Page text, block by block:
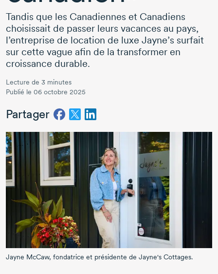
Tandis que les Canadiennes et Canadiens
choisissait de passer leurs vacances au pays,
l’entreprise de location de luxe Jayne’s surfait
sur cette vague afin de la transformer en
croissance durable.
Lecture de 3 minutes
Publié le 06 octobre 2025
Partager
Jayne McCaw, fondatrice et présidente de Jayne's Cottages.